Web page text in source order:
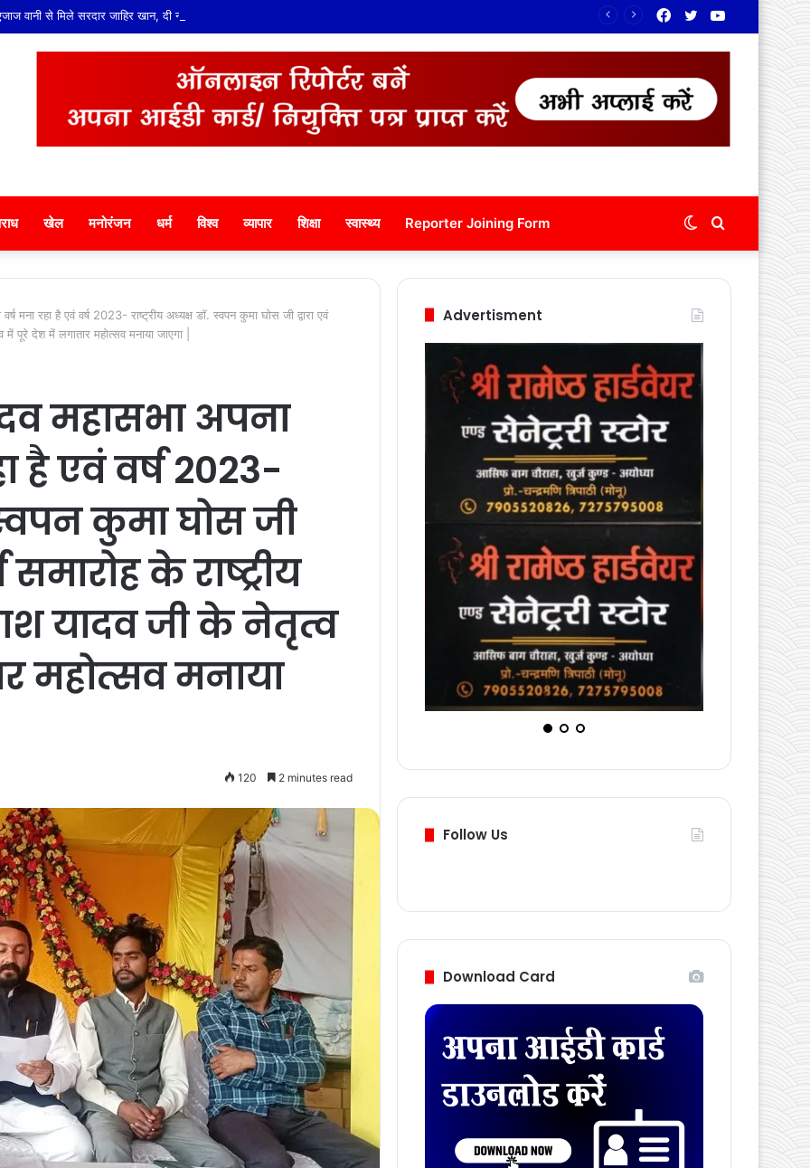
वानी से मिले सरदार जाहिर खान, दी नई जिम्मेदारी के लिए शुभकामनाएं YouTube
Twitter
Facebook
खेल मनोरंजन धर्म विश्व व्यापार शिक्षा स्वास्थ्य Reporter Joining Form Switch
skin
मना रहा है एवं वर्ष 2023- राष्ट्रीय अध्यक्ष डॉ. स्वपन कुमा घोस जी द्वारा एवं
पूरे देश में लगातार महोत्सव मनाया जाएगा |
महासभा अपना
है एवं वर्ष 2023-
स्वपन कुमा घोस जी
समारोह के राष्ट्रीय
यादव जी के नेतृत्व
महोत्सव मनाया
120 2 minutes read
Advertisment
Follow Us
Download Card